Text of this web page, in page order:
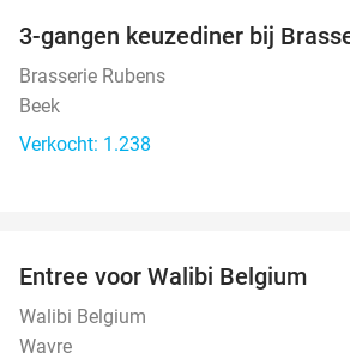
3-gangen keuzediner bij
Brasserie Rubens
Beek
Verkocht: 1.238
Entree voor Walibi Belgium
Walibi Belgium
Wavre